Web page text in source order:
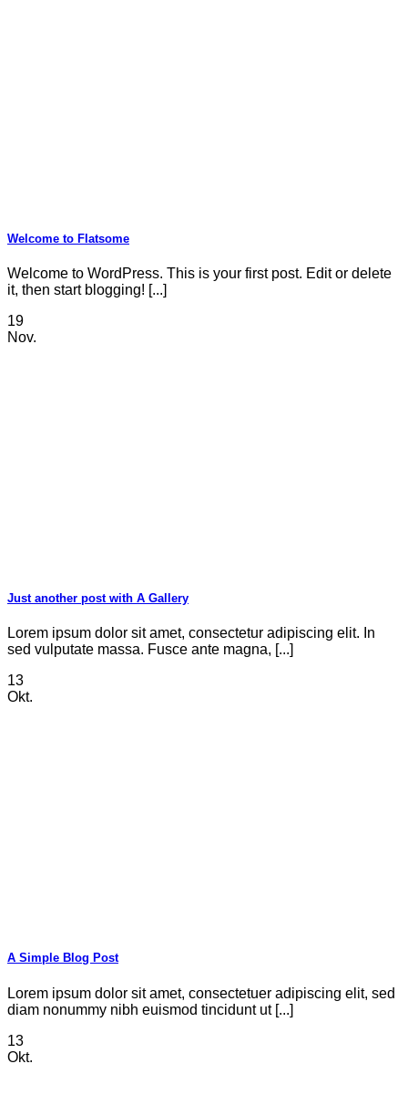
Welcome to Flatsome
Welcome to WordPress. This is your first post. Edit or delete
it, then start blogging! [...]
19
Nov.
Just another post with A Gallery
Lorem ipsum dolor sit amet, consectetur adipiscing elit. In
sed vulputate massa. Fusce ante magna, [...]
13
Okt.
A Simple Blog Post
Lorem ipsum dolor sit amet, consectetuer adipiscing elit, sed
diam nonummy nibh euismod tincidunt ut [...]
13
Okt.